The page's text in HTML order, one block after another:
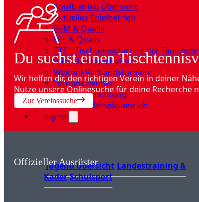
Spielbetrieb Übersicht
Aktuelles Spielbetrieb
BEM & Qualis
LRL & Qualis
TTT – Tischtennisturnier der Tausende
mini-Meisterschaften
Weitere Verbandsturniere
Terminkalender
Turnierausrichtung
Mannschaftsspielbetrieb
Jugend
Jugend Übersicht Landestraining &
Kader Schulsport
Du suchst einen
Wir helfen dir, den richtigen Verein in deiner
Nutze unsere Onlinesuche für deine Recherche
Zur Vereinssuche
Offizieller Ausrüster